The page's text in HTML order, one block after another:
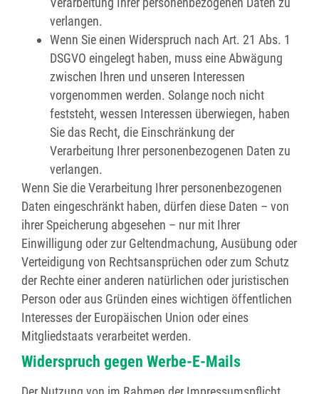
verlangen.
Wenn Sie einen Widerspruch nach Art. 21 Abs. 1
DSGVO eingelegt haben, muss eine Abwägung
zwischen Ihren und unseren Interessen
vorgenommen werden. Solange noch nicht
feststeht, wessen Interessen überwiegen, haben
Sie das Recht, die Einschränkung der
Verarbeitung Ihrer personenbezogenen Daten zu
verlangen.
Wenn Sie die Verarbeitung Ihrer personenbezogenen
Daten eingeschränkt haben, dürfen diese Daten – von
ihrer Speicherung abgesehen – nur mit Ihrer
Einwilligung oder zur Geltendmachung, Ausübung oder
Verteidigung von Rechtsansprüchen oder zum Schutz
der Rechte einer anderen natürlichen oder juristischen
Person oder aus Gründen eines wichtigen öffentlichen
Interesses der Europäischen Union oder eines
Mitgliedstaats verarbeitet werden.
Widerspruch gegen Werbe-E-Mails